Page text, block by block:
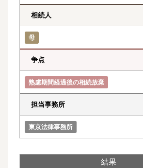
相続人
母
争点
熟慮期間経過後の相続放棄
担当事務所
東京法律事務所
結果